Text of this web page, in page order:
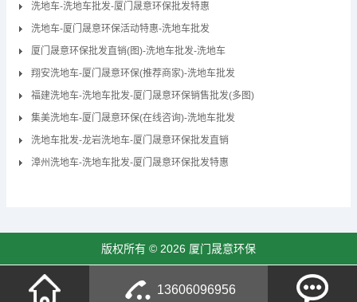
洗地车-洗地车批发-厦门晟意环保批发特惠
洗地车-厦门晟意环保活动特惠-洗地车批发
厦门晟意环保批发直销(图)-洗地车批发-洗地车
翔安洗地车-厦门晟意环保(推荐商家)-洗地车批发
福建洗地车-洗地车批发-厦门晟意环保销售批发(多图)
集美洗地车-厦门晟意环保(在线咨询)-洗地车批发
洗地车批发-龙岩洗地车-厦门晟意环保批发直销
漳州洗地车-洗地车批发-厦门晟意环保批发特惠
版权所有 © 2026 厦门晟意环保
13606096956